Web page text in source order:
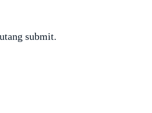
submit.